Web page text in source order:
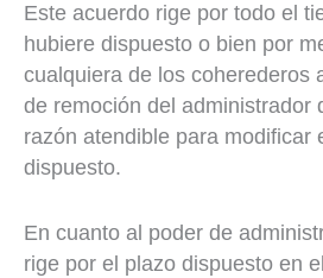
Este acuerdo rige por todo el
hubiere dispuesto o bien por
cualquiera de los coherederos
de remoción del administrador
razón atendible para modificar
dispuesto.
En cuanto al poder de
rige por el plazo dispuesto en